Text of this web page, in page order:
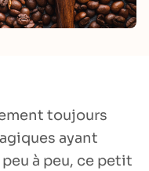
toujours
ayant
à peu, ce petit